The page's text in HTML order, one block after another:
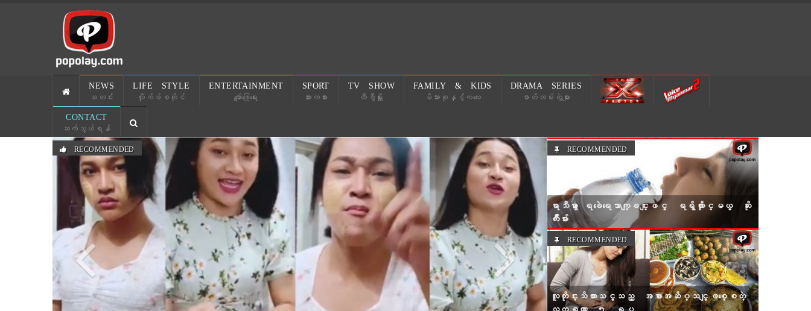
NEWS
သတင်း
LIFE STYLE
လိုက်ဖ်စတိုင်
ENTERTAINMENT
ဖျော်ဖြေရေး
SPORT
အားကစား
TV SHOW
တီဗွီရှိုး
FAMILY & KIDS
မိသားစုနှင့်ကလေး
DRAMA SERIES
ဇာတ်လမ်းတွဲများ
CONTACT
ဆက်သွယ်ရန်
RECOMMENDEDPrevious Next
ေႏြရာသီမွာ ေရခဲေရေသာက္ျခင္းျဖင့္ ရရွိလာႏုိင္မယ့္ ဆိုး
က်ိဳးမ်ား
RECOMMENDED
လူတိုင္းသိထားသင့္သည့္ အစာအဆိပ္သင့္ျဖစ္ေစတဲ့
လကၡဏာ ၅ ရပ္
RECOMMENDED